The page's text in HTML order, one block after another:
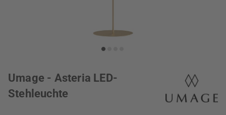
Umage - Asteria LED-
Stehleuchte